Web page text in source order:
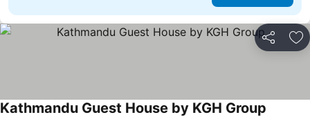
Partilhar
Kathmandu Guest House by KGH Group